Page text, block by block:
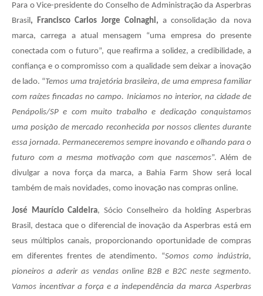
Para o Vice-presidente do Conselho de Administração da Asperbras
Brasil , Francisco Carlos Jorge Colnaghi, a consolidação da nova
marca, carrega a atual mensagem “uma empresa do presente
conectada com o futuro”, que reafirma a solidez, a credibilidade, a
confiança e o compromisso com a qualidade sem deixar a inovação
de lado. “Temos uma trajetória brasileira, de uma empresa familiar
com raízes fincadas no campo. Iniciamos no interior, na cidade de
Penápolis/SP e com muito trabalho e dedicação conquistamos
uma posição de mercado reconhecida por nossos clientes durante
essa jornada. Permaneceremos sempre inovando e olhando para o
futuro com a mesma motivação com que nascemos”. Além de
divulgar a nova força da marca, a Bahia Farm Show será local
também de mais novidades, como inovação nas compras online.
José Maurício Caldeira, Sócio Conselheiro da holding Asperbras
Brasil, destaca que o diferencial de inovação da Asperbras está em
seus múltiplos canais, proporcionando oportunidade de compras
em diferentes frentes de atendimento. “Somos como indústria,
pioneiros a aderir as vendas online B2B e B2C neste segmento.
Vamos incentivar a força e a independência da marca Asperbras